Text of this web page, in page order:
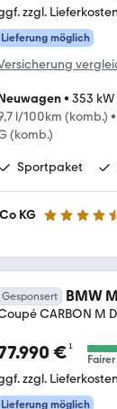
zzgl. Lieferkosten
Lieferung möglich
• 353 kW
l/100km (komb.) •
(komb.)
Sportpaket
KG 4.4 Sterne
Gesponsert BMW
CARBON M
€¹
zzgl. Lieferkosten
Lieferung möglich